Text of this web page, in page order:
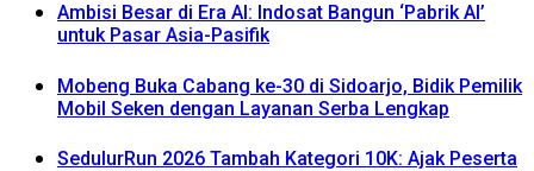
Ambisi Besar di Era AI: Indosat Bangun ‘Pabrik AI’
untuk Pasar Asia-Pasifik
Mobeng Buka Cabang ke-30 di Sidoarjo, Bidik Pemilik
Mobil Seken dengan Layanan Serba Lengkap
SedulurRun 2026 Tambah Kategori 10K: Ajak Peserta